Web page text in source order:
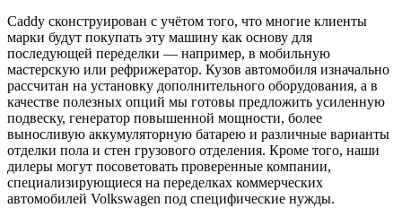
Caddy сконструирован с учётом того, что многие клиенты
марки будут покупать эту машину как основу для
последующей переделки — например, в мобильную
мастерскую или рефрижератор. Кузов автомобиля изначально
рассчитан на установку дополнительного оборудования, а в
качестве полезных опций мы готовы предложить усиленную
подвеску, генератор повышенной мощности, более
выносливую аккумуляторную батарею и различные варианты
отделки пола и стен грузового отделения. Кроме того, наши
дилеры могут посоветовать проверенные компании,
специализирующиеся на переделках коммерческих
автомобилей Volkswagen под специфические нужды.